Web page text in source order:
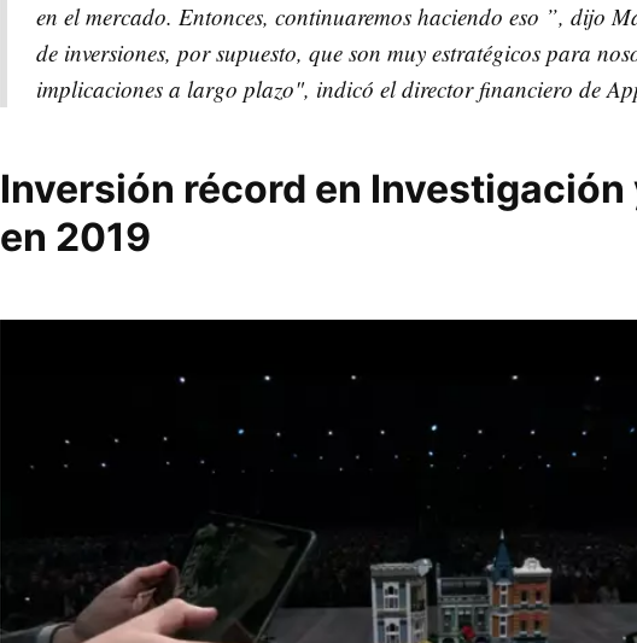
en el mercado. Entonces, continuaremos haciendo eso ”, dijo
de inversiones, por supuesto, que son muy estratégicos para
implicaciones a largo plazo", indicó el director financiero de
Inversión récord en Investigación
en 2019